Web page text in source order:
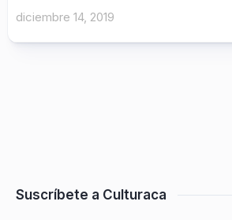
diciembre 14, 2019
Suscríbete a Culturaca